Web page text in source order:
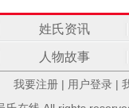
姓氏资讯
人物故事
我要注册 | 用户登录 |